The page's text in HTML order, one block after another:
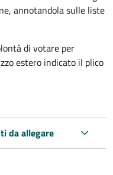
annotandola sulle liste
di votare per
estero indicato il plico
da allegare